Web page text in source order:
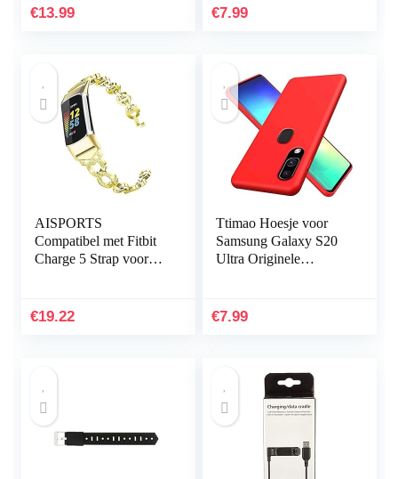
Vervangende band
€13.99
Ultradunne Shock
€7.99
AISPORTS
Compatibel met Fitbit
Charge 5 Strap voor
Rhinestones sieraden…
€19.22
Ttimao Hoesje voor
Samsung Galaxy S20
Ultra Originele
Protector Shock
€7.99